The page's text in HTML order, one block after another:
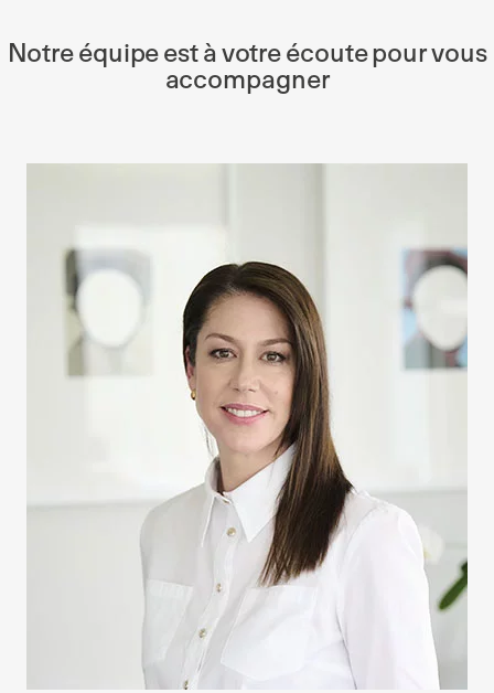
Notre équipe est à votre écoute pour vous
accompagner